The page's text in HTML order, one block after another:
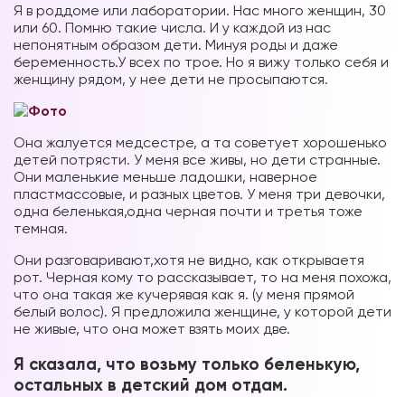
Я в роддоме или лаборатории. Нас много женщин, 30
или 60. Помню такие числа. И у каждой из нас
непонятным образом дети. Минуя роды и даже
беременность.У всех по трое. Но я вижу только себя и
женщину рядом, у нее дети не просыпаются.
Она жалуется медсестре, а та советует хорошенько
детей потрясти. У меня все живы, но дети странные.
Они маленькие меньше ладошки, наверное
пластмассовые, и разных цветов. У меня три девочки,
одна беленькая,одна черная почти и третья тоже
темная.
Они разговаривают,хотя не видно, как открываетя
рот. Черная кому то рассказывает, то на меня похожа,
что она такая же кучерявая как я. (у меня прямой
белый волос). Я предложила женщине, у которой дети
не живые, что она может взять моих две.
Я сказала, что возьму только беленькую,
остальных в детский дом отдам.